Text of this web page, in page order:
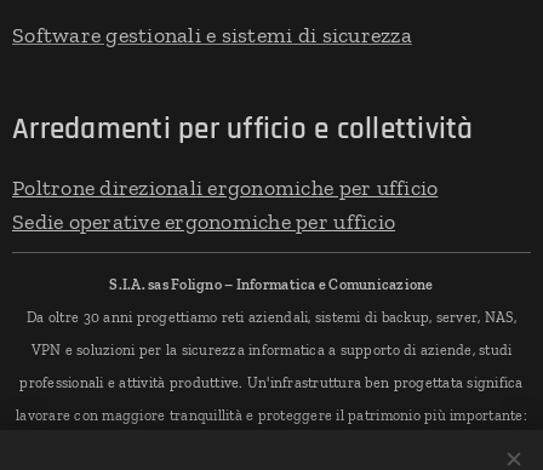
Software gestionali e sistemi di sicurezza
Arredamenti per ufficio e collettività
Poltrone direzionali ergonomiche per ufficio
Sedie operative ergonomiche per ufficio
S.I.A. sas Foligno – Informatica e Comunicazione
Da oltre 30 anni progettiamo reti aziendali, sistemi di backup, server, NAS,
VPN e soluzioni per la sicurezza informatica a supporto di aziende, studi
professionali e attività produttive. Un'infrastruttura ben progettata significa
lavorare con maggiore tranquillità e proteggere il patrimonio più importante: